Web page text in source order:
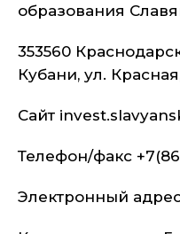
образования
353560
Кубани, ул.
Сайт
Телефон/факс
Электронный